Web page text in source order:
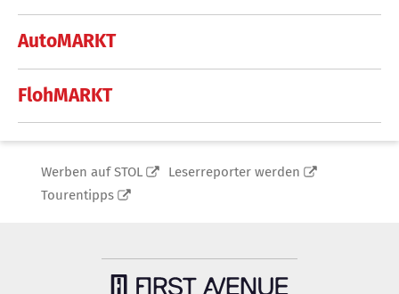
AutoMARKT
FlohMARKT
Werben auf STOL
Leserreporter werden
Tourentipps